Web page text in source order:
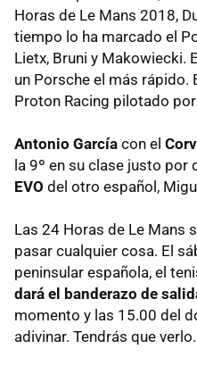
Horas de Le Mans 2018,
tiempo lo ha marcado el
Lietx, Bruni y Makowiecki.
un Porsche el más rápido.
Proton Racing pilotado
Antonio García con el
la 9º en su clase justo por
EVO del otro español,
Las 24 Horas de Le Mans
pasar cualquier cosa. El
peninsular española, el
dará el banderazo de
momento y las 15.00 del
adivinar. Tendrás que verlo.